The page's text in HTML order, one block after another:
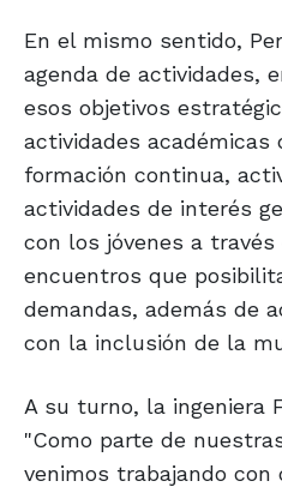
En el mismo sentido,
agenda de actividades,
esos objetivos
actividades
formación continua,
actividades de interés
con los jóvenes a
encuentros que
demandas, además de
con la inclusión de la
A su turno, la ingeniera
"Como parte de
venimos trabajando